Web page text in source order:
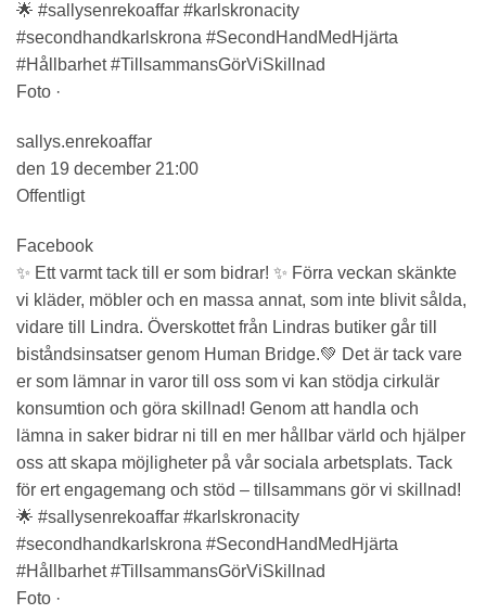
🌟 #sallysenrekoaffar #karlskronacity
#secondhandkarlskrona #SecondHandMedHjärta
#Hållbarhet #TillsammansGörViSkillnad
Foto ·
sallys.enrekoaffar
den 19 december 21:00
Offentligt
Facebook
✨ Ett varmt tack till er som bidrar! ✨ Förra veckan skänkte
vi kläder, möbler och en massa annat, som inte blivit sålda,
vidare till Lindra. Överskottet från Lindras butiker går till
biståndsinsatser genom Human Bridge.💚 Det är tack vare
er som lämnar in varor till oss som vi kan stödja cirkulär
konsumtion och göra skillnad! Genom att handla och
lämna in saker bidrar ni till en mer hållbar värld och hjälper
oss att skapa möjligheter på vår sociala arbetsplats. Tack
för ert engagemang och stöd – tillsammans gör vi skillnad!
🌟 #sallysenrekoaffar #karlskronacity
#secondhandkarlskrona #SecondHandMedHjärta
#Hållbarhet #TillsammansGörViSkillnad
Foto ·